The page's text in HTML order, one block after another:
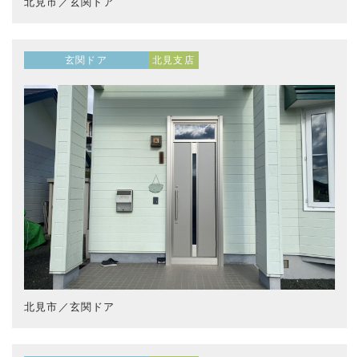
玄関ドア 北見支店
北見市／玄関ドア